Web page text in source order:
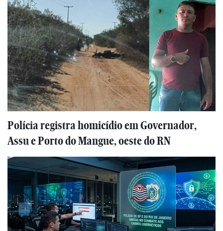
Polícia registra homicídio em Governador,
Assu e Porto do Mangue, oeste do RN